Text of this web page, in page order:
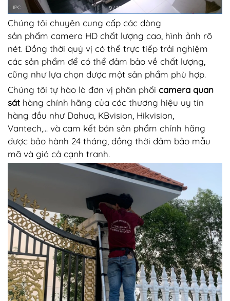
Chúng tôi chuyên cung cấp các dòng
sản phẩm camera HD chất lượng cao, hình ảnh rõ
nét. Đồng thời quý vị có thể trực tiếp trải nghiệm
các sản phẩm để có thể đảm bảo về chất lượng,
cũng như lựa chọn được một sản phẩm phù hợp.
Chúng tôi tự hào là đơn vị phân phối camera quan
sát hàng chính hãng của các thương hiệu uy tín
hàng đầu như Dahua, KBvision, Hikvision,
Vantech,... và cam kết bán sản phẩm chính hãng
được bảo hành 24 tháng, đồng thời đảm bảo mẫu
mã và giá cả cạnh tranh.